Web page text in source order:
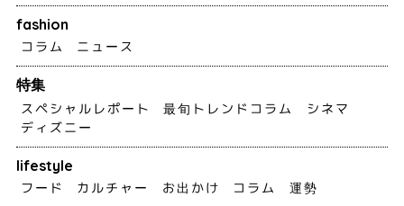
fashion
コラム
ニュース
特集
スペシャルレポート
最旬トレンドコラム
シネマ
ディズニー
lifestyle
フード
カルチャー お出かけ コラム 運勢